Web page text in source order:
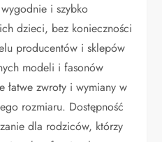
i szybko
dzieci, bez konieczności
producentów i sklepów
modeli i fasonów
łatwe zwroty i wymiany w
rozmiaru. Dostępność
dla rodziców, którzy